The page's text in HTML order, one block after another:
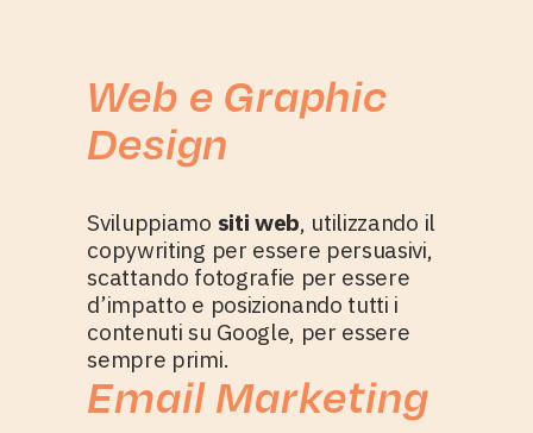
Web e Graphic
Design
Sviluppiamo siti web, utilizzando il
copywriting per essere persuasivi,
scattando fotografie per essere
d’impatto e posizionando tutti i
contenuti su Google, per essere
sempre primi.
Email Marketing